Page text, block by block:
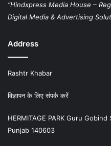
“Hindxpress Media House –
Digital Media & Advertising
Address
Rashtr Khabar
विज्ञापन के लिए संपर्क करें
HERMITAGE PARK Guru
Punjab 140603